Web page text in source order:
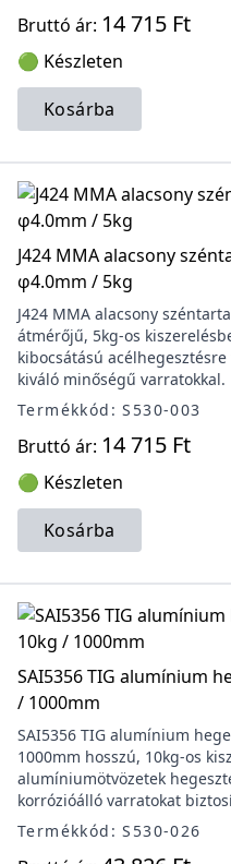
Bruttó ár: 14 715 Ft
🟢 Készleten
Kosárba
J424 MMA alacsony
φ4.0mm / 5kg
J424 MMA alacsony
átmérőjű, 5kg-os
kibocsátású
kiváló minőségű varratokkal.
Termékkód: S530-003
Bruttó ár: 14 715 Ft
🟢 Készleten
Kosárba
SAI5356 TIG alumínium
/ 1000mm
SAI5356 TIG alumínium
1000mm hosszú, 10kg-os
alumíniumötvözetek
korrózióálló varratokat
Termékkód: S530-026